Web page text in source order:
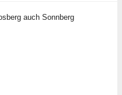
auch Sonnberg